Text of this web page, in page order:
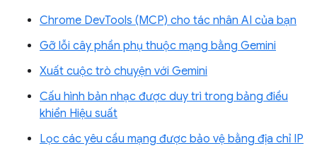
Chrome DevTools (MCP) cho tác nhân AI của bạn
Gỡ lỗi cây phần phụ thuộc mạng bằng Gemini
Xuất cuộc trò chuyện với Gemini
Cấu hình bản nhạc được duy trì trong bảng điều
khiển Hiệu suất
Lọc các yêu cầu mạng được bảo vệ bằng địa chỉ IP